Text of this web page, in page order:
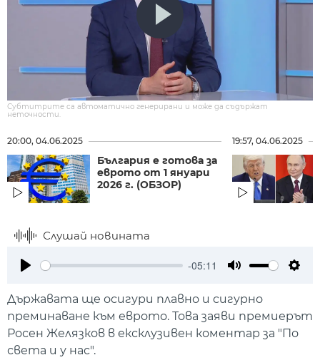
Субтитрите са автоматично генерирани и може да съдържат
неточности.
20:00, 04.06.2025
България е готова за
еврото от 1 януари
2026 г. (ОБЗОР)
19:57, 04.06.2025
Слушай новината
-05:11
Държавата ще осигури плавно и сигурно
преминаване към еврото. Това заяви премиерът
Росен Желязков в ексклузивен коментар за "По
света и у нас".